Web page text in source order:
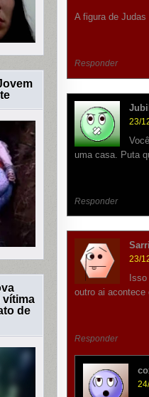
A figura de
Responder
23/
uma casa. Puta
Responder
23/
outro ai acontece
Responder
vítima
de